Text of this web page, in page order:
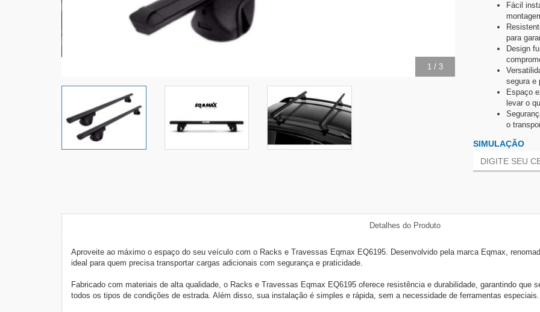
2/ 3
Fácil
para
Design
segura e
Espaço
levar o
o
SIMULAÇÃO
Detalhes do Produto
Aproveite ao máximo o espaço do seu veículo com o Racks e Travessas Eqmax EQ6195. Desenvolvido pela marca Eqmax,
ideal para quem precisa transportar cargas adicionais com segurança e praticidade.
Fabricado com materiais de alta qualidade, o Racks e Travessas Eqmax EQ6195 oferece resistência e durabilidade, garantindo que
todos os tipos de condições de estrada. Além disso, sua instalação é simples e rápida, sem a necessidade de ferramentas especiais.